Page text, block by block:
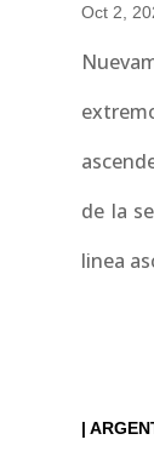
Oct 2,
de la
linea
|